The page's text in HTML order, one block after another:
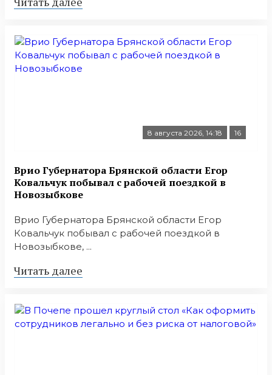
8 августа 2026, 14:18 16
Врио Губернатора Брянской области Егор
Ковальчук побывал с рабочей поездкой в
Новозыбкове
Врио Губернатора Брянской области Егор
Ковальчук побывал с рабочей поездкой в
Новозыбкове, ...
Читать далее